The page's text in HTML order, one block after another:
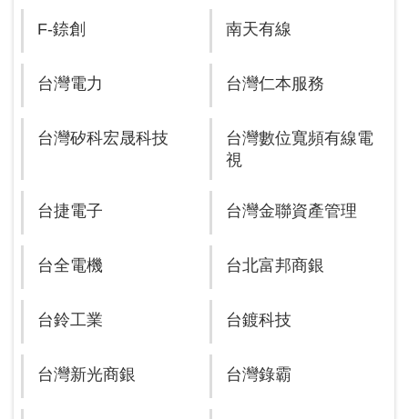
F-錼創 南天有線
台灣電力 台灣仁本服務
台灣矽科宏晟科技
台灣數位寬頻有線電
視
台捷電子 台灣金聯資產管理
台全電機 台北富邦商銀
台鈴工業 台鍍科技
台灣新光商銀 台灣錄霸